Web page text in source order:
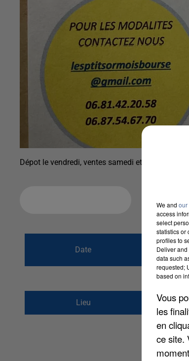
Dépot le vendredi, ventes samedi et dimanche
Date
du1er
au2 avril
Lieu
SALLE
77134 LES
We and our
access
select
statistics or
profiles to
Deliver
data such
requested;
based on
Vous
les
en
ce site.